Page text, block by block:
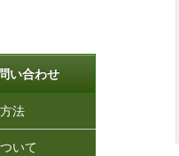
い合わせ
法
いて